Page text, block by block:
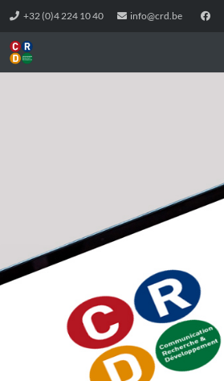
+32 (0)4 224 10 40 info@crd.be